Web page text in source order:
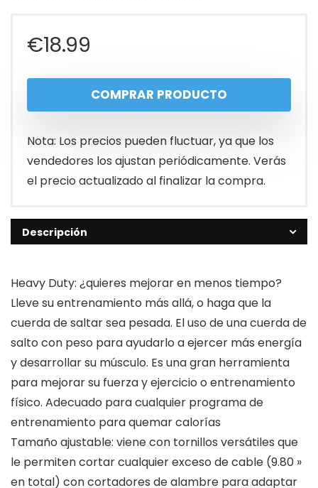
€18.99
COMPRAR PRODUCTO
Nota: Los precios pueden fluctuar, ya que los
vendedores los ajustan periódicamente. Verás
el precio actualizado al finalizar la compra.
Descripción
Heavy Duty: ¿quieres mejorar en menos tiempo?
Lleve su entrenamiento más allá, o haga que la
cuerda de saltar sea pesada. El uso de una cuerda de
salto con peso para ayudarlo a ejercer más energía
y desarrollar su músculo. Es una gran herramienta
para mejorar su fuerza y ​​ejercicio o entrenamiento
físico. Adecuado para cualquier programa de
entrenamiento para quemar calorías
Tamaño ajustable: viene con tornillos versátiles que
le permiten cortar cualquier exceso de cable (9.80 »
en total) con cortadores de alambre para adaptar